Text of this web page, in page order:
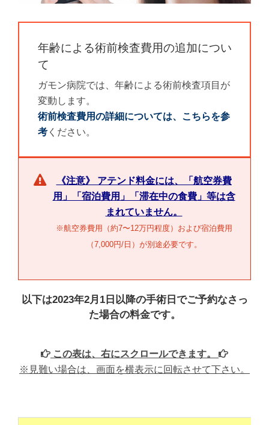
年齢による術前検査費用の追加につい
て
ガモン病院では、年齢による術前検査項目が
変動します。
術前検査費用の詳細については、こちらを参
考 ください。
《注意》 アテンド料金には、「航空券費
用」「宿泊費用」「滞在中の食費」等は含
まれていません。
※航空券費用（約7〜12万円程度）および宿泊費用
（7,000円/日）が別途必要です。
以下は2023年2月1日以降の手術日でご予約なさっ
た場合の料金です。
この表は、右にスクロールできます。
※見難い場合は、画面を横表示に回転させて下さい。